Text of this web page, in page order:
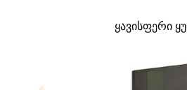
ყავისფერი